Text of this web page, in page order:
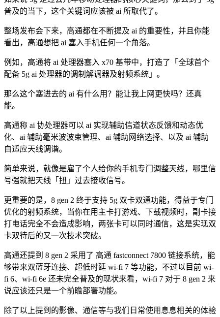
普及的当下，这个关键词应该被 ai 所取代了。
整场发布会下来，高通都在不断提及 ai 的重要性，并且你能
看出，高通想把 ai 塞入手机任何一个角落。
例如，高通将 ai 处理器塞入 x70 基带中，打造了「全球首个
配备 5g ai 处理器的调制解调器及射频系统」。
那么这个塞进去的 ai 有什么用？能让我上网更快吗？还真
能。
高通称 ai 协处理器可以 ai 实现辅助信道状态反馈和动态优
化、ai 辅助毫米波波束管理、ai 辅助网络选择、以及 ai 辅助
自适应天线调谐。
简单来说，就像是雇了个人给你的手机专门调整天线，哪里信
号强就把天线「扭」过去接收信号。
更重要的是，8 gen 2 终于支持 5g 双卡双通功能，得益于专门
优化的射频系统，当你在用主卡打游戏、下载视频时，副卡接
打电话完全不会造成影响，两张卡可以同时通信，这是实现双
卡双待后的又一次技术突破。
高通还提到 8 gen 2 采用了 高通 fastconnect 7800 链接系统，能
够带来双蓝牙连接、超低时延 wi-fi 7 等功能，不过以目前 wi-
fi 6、wi-fi 6e 还未完全普及的现状来看，wi-fi 7 对于 8 gen 2 来
说应该还只是一个前瞻部署功能。
除了以上提到的影像、通信等与我们日常使用息息相关的体验